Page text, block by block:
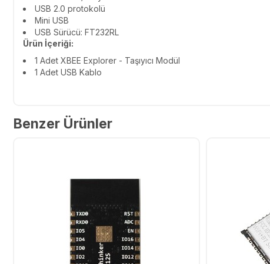
USB 2.0 protokolü
Mini USB
USB Sürücü: FT232RL
Ürün İçeriği:
1 Adet XBEE Explorer - Taşıyıcı Modül
1 Adet USB Kablo
Benzer Ürünler